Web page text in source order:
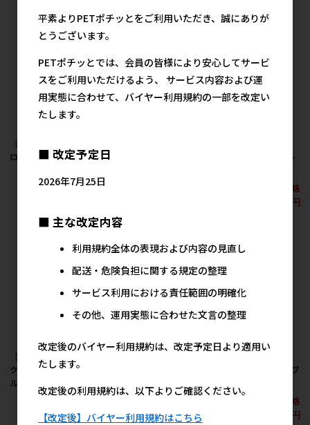
［神戸工房］メイサイ
ロングリード 14m
参考上代 8,160円
クッションリード M レ
メーカー希望小売価格
2,880円
［神戸工房］バンダナ
クッションリード S ブ
ルー
2,520円 2,520円
クッションリード SS ブ
メーカー希望小売価格
2,040円
平素よりPETポチッとをご利用いただき、誠にありが
とうございます。
PETポチッとでは、会員の皆様により安心してサービ
スをご利用いただけるよう、 サービス内容および運
用実態に合わせて、バイヤー利用規約の一部を改定い
たします。
■ 改定予定日
2026年7月25日
■ 主な改定内容
利用規約全体の表現および内容の見直し
配送・危険負担に関する規定の整理
サービス利用における責任範囲の明確化
その他、運用実態に合わせた文言の整理
改定後のバイヤー利用規約は、改定予定日より適用い
たします。
改定後の利用規約は、以下よりご確認ください。
【改定後】バイヤー利用規約はこちら